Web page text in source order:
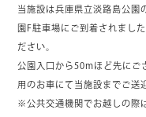
当施設は兵庫県立淡路島公園
園F駐車場にご到着されまし
ださい。
公園入口から50mほど先にご
用のお車にて当施設までご送
※公共交通機関でお越しの際